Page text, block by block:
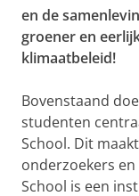
en de
groener en
klimaatbeleid!
Bovenstaand
studenten
School. Dit
onderzoekers
School is een